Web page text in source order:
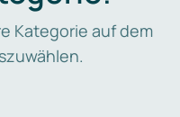
Kategorie auf dem